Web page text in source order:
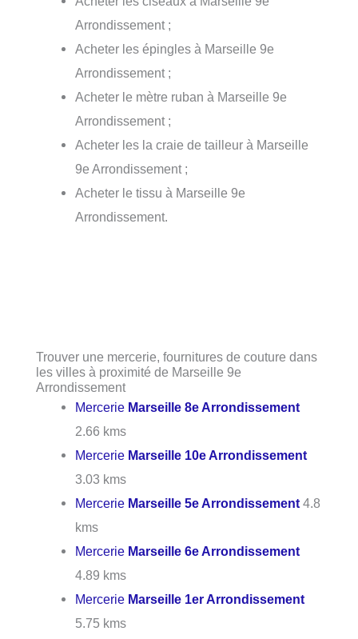
Arrondissement ;
Acheter les épingles à Marseille 9e
Arrondissement ;
Acheter le mètre ruban à Marseille 9e
Arrondissement ;
Acheter les la craie de tailleur à Marseille
9e Arrondissement ;
Acheter le tissu à Marseille 9e
Arrondissement.
Trouver une mercerie, fournitures de couture dans
les villes à proximité de Marseille 9e
Arrondissement
Mercerie Marseille 8e Arrondissement
2.66 kms
Mercerie Marseille 10e Arrondissement
3.03 kms
Mercerie Marseille 5e Arrondissement 4.8
kms
Mercerie Marseille 6e Arrondissement
4.89 kms
Mercerie Marseille 1er Arrondissement
5.75 kms